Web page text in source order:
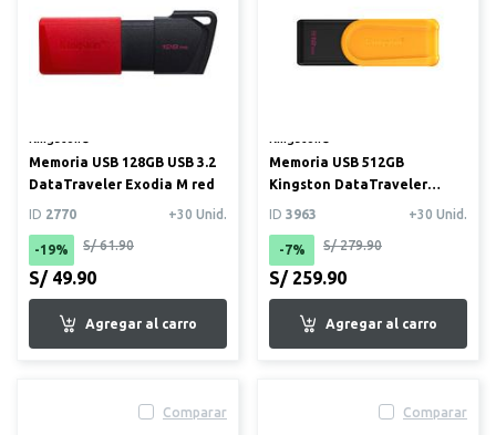
Memoria USB 128GB USB 3.2
DataTraveler Exodia M red
ID 2770 +30 Unid.
-19% S/ 61.90
S/ 49.90
Memoria USB 512GB
Kingston DataTraveler
Exodia S
ID 3963 +30 Unid.
-7% S/ 279.90
S/ 259.90
Comparar Comparar